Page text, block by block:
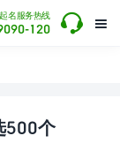

名服务热线
120 
500个